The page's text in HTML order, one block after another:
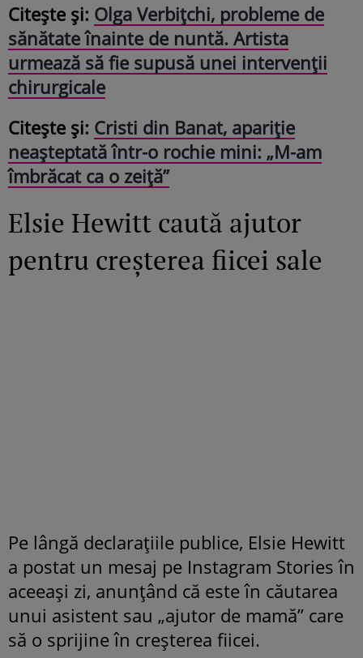
Citește și: Olga Verbițchi, probleme de
sănătate înainte de nuntă. Artista
urmează să fie supusă unei intervenții
chirurgicale
Citește și: Cristi din Banat, apariție
neașteptată într-o rochie mini: „M-am
îmbrăcat ca o zeiță”
Elsie Hewitt caută ajutor
pentru creșterea fiicei sale
Pe lângă declarațiile publice, Elsie Hewitt
a postat un mesaj pe Instagram Stories în
aceeași zi, anunțând că este în căutarea
unui asistent sau „ajutor de mamă” care
să o sprijine în creșterea fiicei.